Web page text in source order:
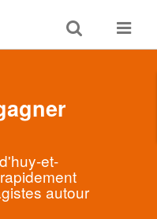
Toggle
search
Toggle
et-
autour